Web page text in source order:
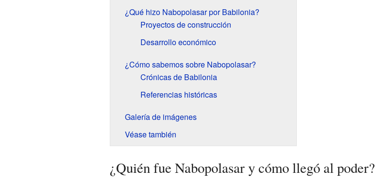
¿Qué hizo Nabopolasar por Babilonia?
Proyectos de construcción
Desarrollo económico
¿Cómo sabemos sobre Nabopolasar?
Crónicas de Babilonia
Referencias históricas
Galería de imágenes
Véase también
¿Quién fue Nabopolasar y cómo llegó al poder?